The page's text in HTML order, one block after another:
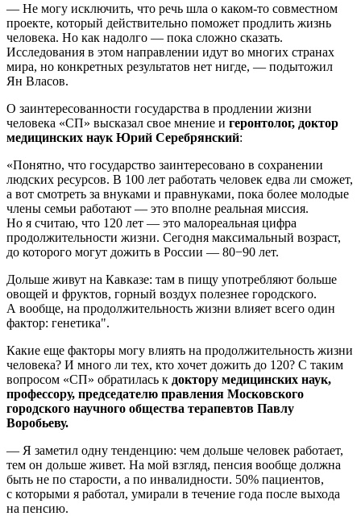
— Не могу исключить, что речь шла о каком-то совместном
проекте, который действительно поможет продлить жизнь
человека. Но как надолго — пока сложно сказать.
Исследования в этом направлении идут во многих странах
мира, но конкретных результатов нет нигде, — подытожил
Ян Власов.
О заинтересованности государства в продлении жизни
человека «СП» высказал свое мнение и геронтолог, доктор
медицинских наук Юрий Серебрянский:
«Понятно, что государство заинтересовано в сохранении
людских ресурсов. В 100 лет работать человек едва ли сможет,
а вот смотреть за внуками и правнуками, пока более молодые
члены семьи работают — это вполне реальная миссия.
Но я считаю, что 120 лет — это малореальная цифра
продолжительности жизни. Сегодня максимальный возраст,
до которого могут дожить в России — 80−90 лет.
Дольше живут на Кавказе: там в пищу употребляют больше
овощей и фруктов, горный воздух полезнее городского.
А вообще, на продолжительность жизни влияет всего один
фактор: генетика".
Какие еще факторы могу влиять на продолжительность жизни
человека? И много ли тех, кто хочет дожить до 120? С таким
вопросом «СП» обратилась к доктору медицинских наук,
профессору, председателю правления Московского
городского научного общества терапевтов Павлу
Воробьеву.
— Я заметил одну тенденцию: чем дольше человек работает,
тем он дольше живет. На мой взгляд, пенсия вообще должна
быть не по старости, а по инвалидности. 50% пациентов,
с которыми я работал, умирали в течение года после выхода
на пенсию.